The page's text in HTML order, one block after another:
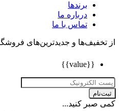
برندها
درباره ما
تماس با ما
تخفیف‌ها و جدیدترین‌های فروشگاه ما
صبر کنید...